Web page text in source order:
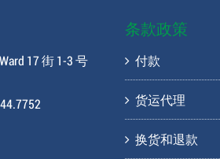
17 街 1-3 号
条款政策
付款
货运代理
换货和退款